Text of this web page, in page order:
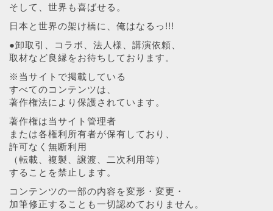
そして、世界も喜ばせる。
日本と世界の架け橋に、俺はなるっ!!!
●卸取引、コラボ、法人様、講演依頼、
取材など良縁をお待ちしております。
※当サイトで掲載している
すべてのコンテンツは、
著作権法により保護されています。
著作権は当サイト管理者
または各権利所有者が保有しており、
許可なく無断利用
（転載、複製、譲渡、二次利用等）
することを禁止します。
コンテンツの一部の内容を変形・変更・
加筆修正することも一切認めておりません。